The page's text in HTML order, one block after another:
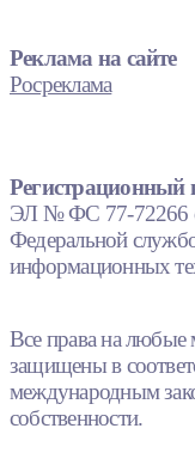
Реклама на сайте
Росреклама
Регистрационный
ЭЛ № ФС 77-72266
Федеральной
информационных
Все права на любые
защищены в
международным
собственности.